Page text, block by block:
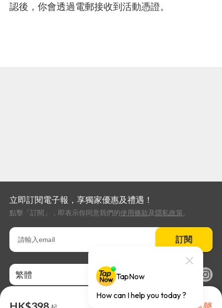
認後，你會透過電郵接收到活動憑證。
立即訂閱電子報，享獨家優惠及禮遇！
點擊「訂閱」，即表示你同意我們的使用條款及 隱私政策。
訂閱
繁體